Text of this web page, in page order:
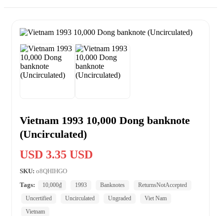
Vietnam 1993 10,000 Dong banknote
(Uncirculated)
USD 3.35 USD
SKU: o8QHIHGO
Tags:
10,000₫ 1993 Banknotes
ReturnsNotAccepted
Uncertified
Uncirculated Ungraded
Viet Nam
Vietnam